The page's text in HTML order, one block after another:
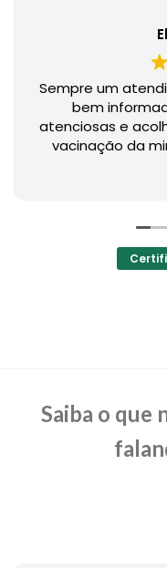
Sempre um
bem
atenciosas e
vacinação da
tempo
Saiba o que